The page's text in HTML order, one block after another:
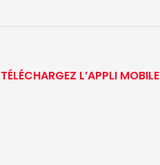
TÉLÉCHARGEZ L’APPLI MOBILE